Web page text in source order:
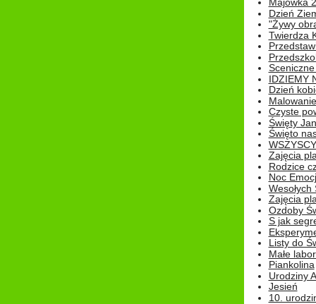
Dzień
"Żywy
Twierdza
IDZIEMY
Dzień
Czyste
Święty
Święto
Zajęcia
Rodzice
Noc
Wesołych
Zajęcia
Ozdoby
S jak
Listy do
Małe
Piankolina
Urodziny
Jesień
10.